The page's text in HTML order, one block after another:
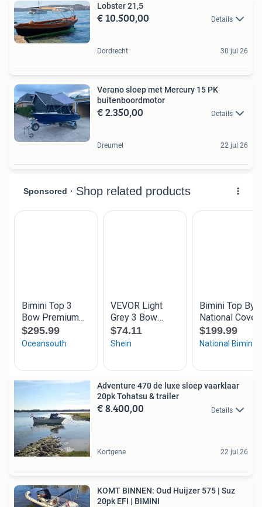
Lobster 21,5
€ 10.500,00 Details
Dordrecht 30 jul 26
Verano sloep met Mercury 15 PK
buitenboordmotor
€ 2.350,00 Details
Dreumel 22 jul 26
Adventure 470 de luxe sloep vaarklaar
20pk Tohatsu & trailer
€ 8.400,00 Details
Kortgene 22 jul 26
KOMT BINNEN: Oud Huijzer 575 | Suz
20pk EFI | BIMINI